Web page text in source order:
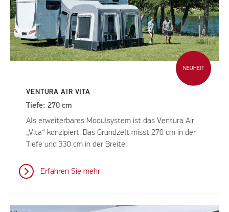
NEUHEIT
VENTURA AIR VITA
Tiefe: 270 cm
Als erweiterbares Modulsystem ist das Ventura Air
„Vita“ konzipiert. Das Grundzelt misst 270 cm in der
Tiefe und 330 cm in der Breite.
Erfahren Sie mehr